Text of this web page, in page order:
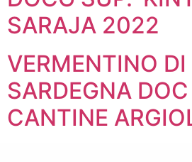
SARAJA 2022
VERMENTINO DI
SARDEGNA
CANTINE